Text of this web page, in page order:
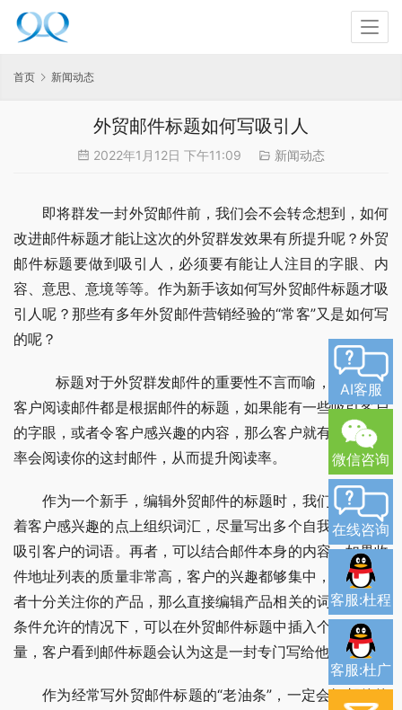
首页 新闻动态
外贸邮件标题如何写吸引人
2022年1月12日 下午11:09 新闻动态
即将群发一封外贸邮件前，我们会不会转念想到，如何
改进邮件标题才能让这次的外贸群发效果有所提升呢？外贸
邮件标题要做到吸引人，必须要有能让人注目的字眼、内
容、意思、意境等等。作为新手该如何写外贸邮件标题才吸
引人呢？那些有多年外贸邮件营销经验的“常客”又是如何写
的呢？
标题对于外贸群发邮件的重要性不言而喻，很多国外
客户阅读邮件都是根据邮件的标题，如果能有一些吸引客户
的字眼，或者令客户感兴趣的内容，那么客户就有很大的概
率会阅读你的这封邮件，从而提升阅读率。
作为一个新手，编辑外贸邮件的标题时，我们可以围绕
着客户感兴趣的点上组织词汇，尽量写出多个自我感觉可以
吸引客户的词语。再者，可以结合邮件本身的内容，如果收
件地址列表的质量非常高，客户的兴趣都够集中，都中意或
者十分关注你的产品，那么直接编辑产品相关的词。最后，
条件允许的情况下，可以在外贸邮件标题中插入个性化的变
量，客户看到邮件标题会认为这是一封专门写给他的信。
作为经常写外贸邮件标题的“老油条”，一定会把邮件的
AI客服
微信咨询
在线咨询
客服:杜程
客服:杜广